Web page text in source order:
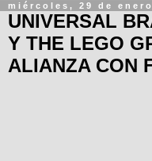
miércoles, 29 de
UNIVERSAL
Y THE LEGO
ALIANZA CON